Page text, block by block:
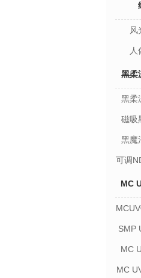
黑柔
黑柔
磁吸
黑魔
可调
MC
SMP
MC
MC